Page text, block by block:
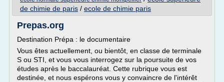
de chimie de paris / ecole de chimie paris
Prepas.org
Destination Prépa : le documentaire
Vous êtes actuellement, ou bientôt, en classe de terminale
S ou STI, et vous vous interrogez sur la poursuite de vos
études après le baccalauréat. Cette rubrique vous est
destinée, et nous espérons vous y convaincre de l'intérêt